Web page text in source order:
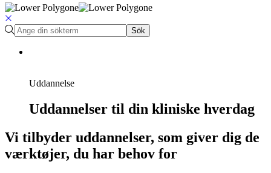
Sök
Uddannelse
Uddannelser til din kliniske hverdag
Vi tilbyder uddannelser, som giver dig de
værktøjer, du har behov for